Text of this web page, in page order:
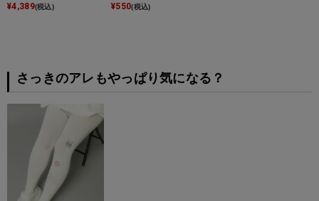
¥4,389(税込)
¥550(税込)
さっきのアレもやっぱり気になる？